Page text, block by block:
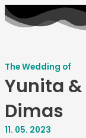
The Wedding of
Yunita &
Dimas
11. 05. 2023